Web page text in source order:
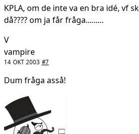
KPLA, om de inte va en bra idé, vf
då???? om ja får fråga.........
V
vampire
14 OKT 2003 #7
Dum fråga asså!